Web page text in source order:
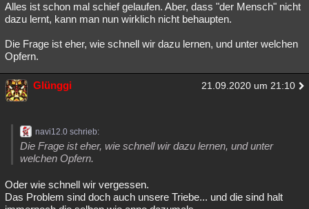
Alles ist schon mal schief gelaufen. Aber, dass "der Mensch" nicht
dazu lernt, kann man nun wirklich nicht behaupten.
Die Frage ist eher, wie schnell wir dazu lernen, und unter welchen
Opfern.
Glünggi 21.09.2020 um 21:10
navi12.0 schrieb:
Die Frage ist eher, wie schnell wir dazu lernen, und unter
welchen Opfern.
Oder wie schnell wir vergessen.
Das Problem sind doch auch unsere Triebe... und die sind halt